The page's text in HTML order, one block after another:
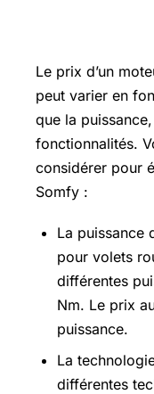
Le prix d’un
peut varier en
que la
fonctionnalités.
considérer pour
Somfy :
La puissance
pour volets
différentes
Nm. Le prix
puissance.
La
différentes